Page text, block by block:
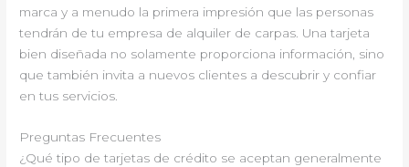
marca y a menudo la primera impresión que las personas
tendrán de tu empresa de alquiler de carpas. Una tarjeta
bien diseñada no solamente proporciona información, sino
que también invita a nuevos clientes a descubrir y confiar
en tus servicios.
Preguntas Frecuentes
¿Qué tipo de tarjetas de crédito se aceptan generalmente